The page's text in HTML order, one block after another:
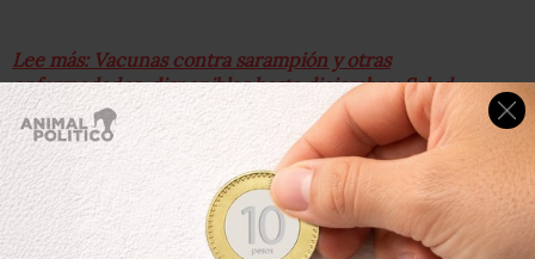
Lee más: Vacunas contra sarampión y otras
enfermedades, disponibles hasta diciembre: Salud
Aclaró que la compra de las vacunas doble y triple viral se
realizó a la firma paraestatal Laboratorios de Biológicos y
Reactivos de México (Birmex), que si bien no las produce;
las compra, importa y distribuye, “y la idea es que, en el
peor de los casos, van estar llegando hasta diciembre”.